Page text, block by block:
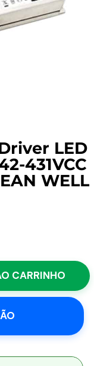
LED
431VCC
WELL
CARRINHO